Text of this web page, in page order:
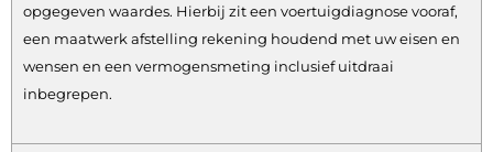
opgegeven waardes. Hierbij zit een voertuigdiagnose vooraf,
een maatwerk afstelling rekening houdend met uw eisen en
wensen en een vermogensmeting inclusief uitdraai
inbegrepen.